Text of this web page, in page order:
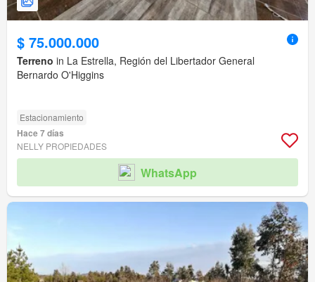
$ 75.000.000
Terreno in La Estrella, Región del Libertador General
Bernardo O'Higgins
Estacionamiento
Hace 7 días
NELLY PROPIEDADES
WhatsApp